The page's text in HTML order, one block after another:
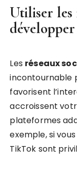
Utiliser les
Les réseaux
incontournable
favorisent
accroissent
plateformes
exemple, si
TikTok sont